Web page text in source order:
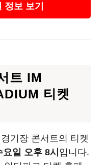
보 보기
트 IM
티켓
기장 콘서트의 티켓
일 오후 8시 입니다.